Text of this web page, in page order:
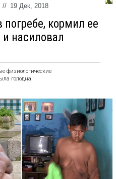
// 19 Дек, 2018
кормил ее
насиловал
физиологические
голодна.